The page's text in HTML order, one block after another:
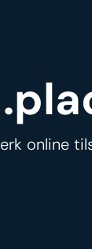
online